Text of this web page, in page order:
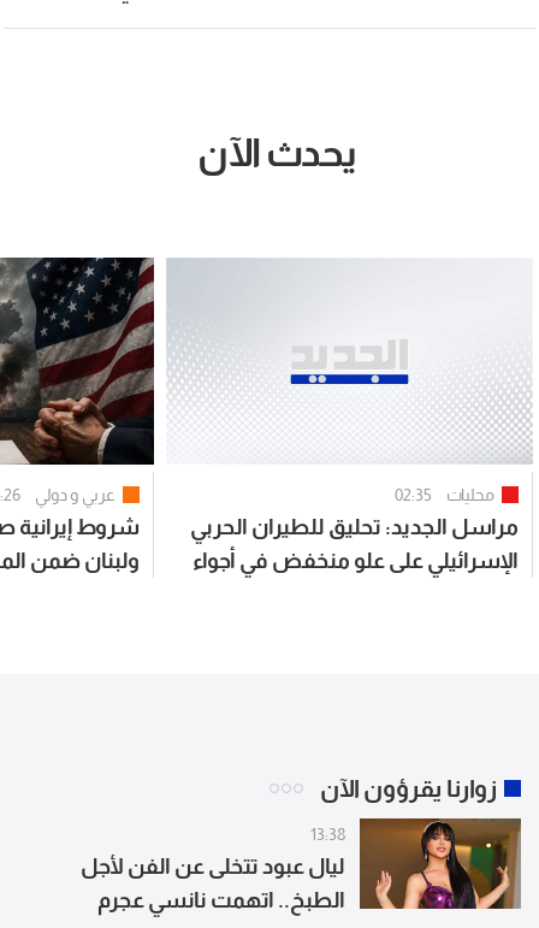
يحدث الآن
محليات 02:35
مراسل الجديد: تحليق للطيران الحربي
الإسرائيلي على علو منخفض في أجواء
عربي و دولي
شروط إيرانية
ولبنان ضمن
زوارنا يقرؤون الآن
13:38
ليال عبود تتخلى عن الفن لأجل
الطبخ.. اتهمت نانسي عجرم